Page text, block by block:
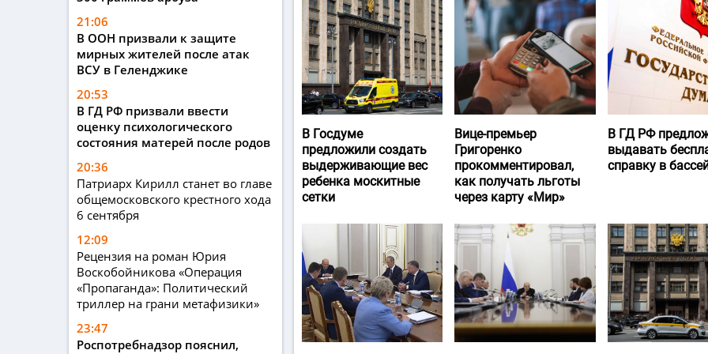
21:06
В ООН призвали к защите
мирных жителей после атак
ВСУ в Геленджике
20:53
В ГД РФ призвали ввести
оценку психологического
состояния матерей после родов
20:36
Патриарх Кирилл станет во главе
общемосковского крестного хода
6 сентября
12:09
Рецензия на роман Юрия
Воскобойникова «Операция
«Пропаганда»: Политический
триллер на грани метафизики»
23:47
Роспотребнадзор пояснил,
В Госдуме
предложили создать
выдерживающие вес
ребенка москитные
сетки
Вице-премьер
Григоренко
прокомментировал,
как получать льготы
через карту «Мир»
В ГД РФ
выдавать
справку в